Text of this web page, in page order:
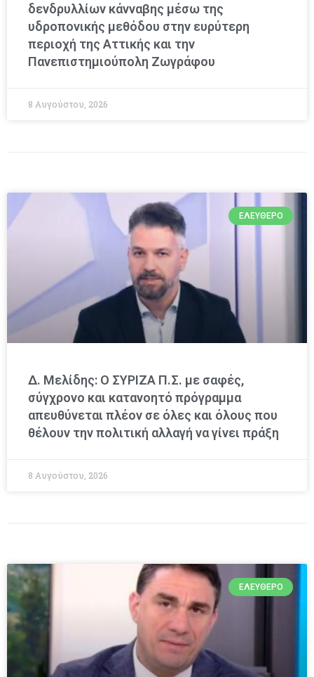
δενδρυλλίων κάνναβης μέσω της
υδροπονικής μεθόδου στην ευρύτερη
περιοχή της Αττικής και την
Πανεπιστημιούπολη Ζωγράφου
8 Αυγούστου, 2026
ΕΛΕΎΘΕΡΟ
Δ. Μελίδης: Ο ΣΥΡΙΖΑ Π.Σ. με σαφές,
σύγχρονο και κατανοητό πρόγραμμα
απευθύνεται πλέον σε όλες και όλους που
θέλουν την πολιτική αλλαγή να γίνει πράξη
8 Αυγούστου, 2026
ΕΛΕΎΘΕΡΟ